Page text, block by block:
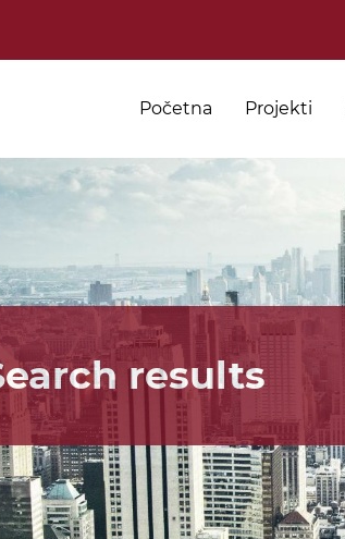
Početna Projekti
results